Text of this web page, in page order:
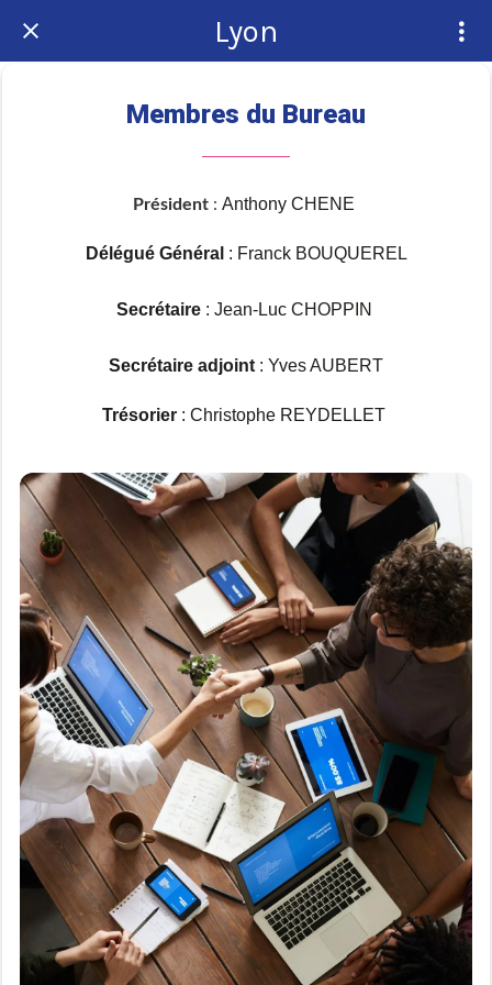
Lyon
Membres du Bureau
Président : Anthony CHENE
Délégué Général : Franck BOUQUEREL
Secrétaire: Jean-Luc CHOPPIN
Secrétaire adjoint : Yves AUBERT
Trésorier : Christophe REYDELLET